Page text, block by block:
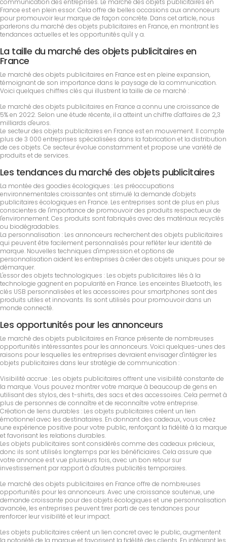
communication des entreprises. Le marché des objets publicitaires en
France est en plein essor. Cela offre de belles occasions aux annonceurs
pour promouvoir leur marque de façon concrète. Dans cet article, nous
parlerons du marché des objets publicitaires en France, en montrant les
tendances actuelles et les opportunités qu'il y a.
La taille du marché des objets publicitaires en
France
Le marché des objets publicitaires en France est en pleine expansion,
témoignant de son importance dans le paysage de la communication.
Voici quelques chiffres clés qui illustrent la taille de ce marché :
Le marché des objets publicitaires en France a connu une croissance de
5% en 2022. Selon une étude récente, il a atteint un chiffre d'affaires de 2,3
milliards d'euros.
Le secteur des objets publicitaires en France est en mouvement. Il compte
plus de 3 000 entreprises spécialisées dans la fabrication et la distribution
de ces objets. Ce secteur évolue constamment et propose une variété de
produits et de services.
Les tendances du marché des objets publicitaires
La montée des goodies écologiques : Les préoccupations
environnementales croissantes ont stimulé la demande d'objets
publicitaires écologiques en France. Les entreprises sont de plus en plus
conscientes de l'importance de promouvoir des produits respectueux de
l'environnement. Ces produits sont fabriqués avec des matériaux recyclés
ou biodégradables.
La personnalisation : Les annonceurs recherchent des objets publicitaires
qui peuvent être facilement personnalisés pour refléter leur identité de
marque. Nouvelles techniques d'impression et options de
personnalisation aident les entreprises à créer des objets uniques pour se
démarquer.
L'essor des objets technologiques : Les objets publicitaires liés à la
technologie gagnent en popularité en France. Les enceintes Bluetooth, les
clés USB personnalisées et les accessoires pour smartphones sont des
produits utiles et innovants. Ils sont utilisés pour promouvoir dans un
monde connecté.
Les opportunités pour les annonceurs
Le marché des objets publicitaires en France présente de nombreuses
opportunités intéressantes pour les annonceurs. Voici quelques-unes des
raisons pour lesquelles les entreprises devraient envisager d'intégrer les
objets publicitaires dans leur stratégie de communication :
Visibilité accrue : Les objets publicitaires offrent une visibilité constante de
la marque. Vous pouvez montrer votre marque à beaucoup de gens en
utilisant des stylos, des t-shirts, des sacs et des accessoires. Cela permet à
plus de personnes de connaître et de reconnaître votre entreprise.
Création de liens durables : Les objets publicitaires créent un lien
émotionnel avec les destinataires. En donnant des cadeaux, vous créez
une expérience positive pour votre public, renforçant la fidélité à la marque
et favorisant les relations durables.
Les objets publicitaires sont considérés comme des cadeaux précieux,
donc ils sont utilisés longtemps par les bénéficiaires. Cela assure que
votre annonce est vue plusieurs fois, avec un bon retour sur
investissement par rapport à d'autres publicités temporaires.
Le marché des objets publicitaires en France offre de nombreuses
opportunités pour les annonceurs. Avec une croissance soutenue, une
demande croissante pour des objets écologiques et une personnalisation
avancée, les entreprises peuvent tirer parti de ces tendances pour
renforcer leur visibilité et leur impact.
Les objets publicitaires créent un lien concret avec le public, augmentent
la notoriété de la marque et favorisent la fidélité des clients. En intégrant les